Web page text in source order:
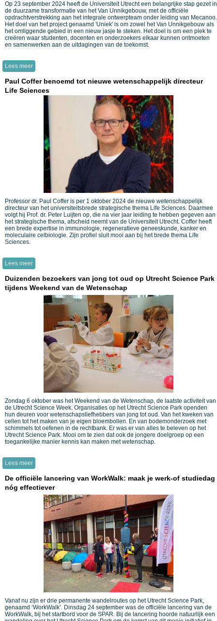
Op 23 september 2024 heeft de Universiteit Utrecht een belangrijke stap gezet in
de duurzame transformatie van het Van Unnikgebouw, met de officiële
opdrachtverstrekking aan het integrale ontwerpteam onder leiding van Mecanoo.
Het doel van het project genaamd 'Uniek' is om zowel het Van Unnikgebouw als
het omliggende gebied in een nieuw jasje te steken. Het doel is om een plek te
creëren waar studenten, docenten en onderzoekers elkaar kunnen ontmoeten
en samenwerken aan de uitdagingen van de toekomst.
Lees meer
Paul Coffer benoemd tot nieuwe wetenschappelijk directeur
Life Sciences
Professor dr. Paul Coffer is per 1 oktober 2024 de nieuwe wetenschappelijk
directeur van het universiteitsbrede strategische thema Life Sciences. Daarmee
volgt hij Prof. dr. Peter Luijten op, die na vier jaar leiding te hebben gegeven aan
het strategische thema, afscheid neemt van de Universiteit Utrecht. Coffer heeft
een brede expertise in immunologie, regeneratieve geneeskunde, kanker en
moleculaire celbiologie. Zijn profiel sluit mooi aan bij het brede thema Life
Sciences.
Lees meer
Duizenden bezoekers van jong tot oud op Utrecht Science Park
tijdens Weekend van de Wetenschap
Zondag 6 oktober was het Weekend van de Wetenschap, de laatste activiteit van
de Utrecht Science Week. Organisaties op het Utrecht Science Park openden
hun deuren voor wetenschapsliefhebbers van jong tot oud. Van het kweken van
cellen tot het maken van je eigen bloembollen. En van bodemonderzoek met
schimmels tot oefenen in de rechtbank. Er was er van alles te beleven op het
Utrecht Science Park. Mooi om te zien dat ook de jongere doelgroep op een
toegankelijke manier kennis kan maken met wetenschap.
Lees meer
De officiële lancering van WorkWalk: maak je werk-of studiedag
nóg effectiever
Vanaf nu zijn er drie permanente wandelroutes op het Utrecht Science Park,
genaamd ‘WorkWalk’. Dinsdag 24 september was de officiële lancering van de
WorkWalk, bij het startbord voor de SPAR. Bij de lancering hoorde natuurlijk een